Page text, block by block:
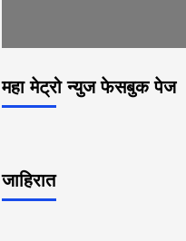
महा मेट्रो न्युज फेसबुक पेज
जाहिरात